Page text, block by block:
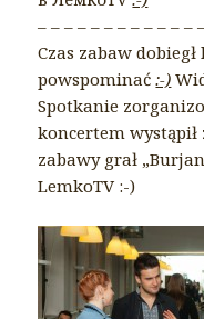
– – – – – – – – – – – –
Czas zabaw
powspominać:-)
Spotkanie
koncertem wystąpił
zabawy grał
LemkoTV :-)